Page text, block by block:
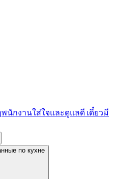
นักงานใส่ใจและดูแลดี เดี๋ยวมี
по кухне